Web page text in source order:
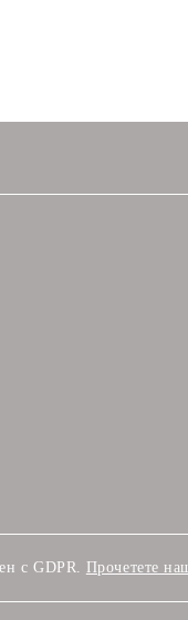
с GDPR. Прочетете